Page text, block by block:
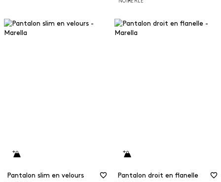
Pantalon slim en velours Pantalon droit en flanelle